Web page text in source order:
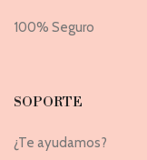
100% Seguro
SOPORTE
¿Te ayudamos?